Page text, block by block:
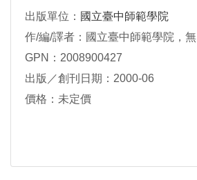
出版單位： 國立臺中師範學院
作/編/譯者：國立臺中師範學院，無
GPN：2008900427
出版／創刊日期：2000-06
價格：未定價